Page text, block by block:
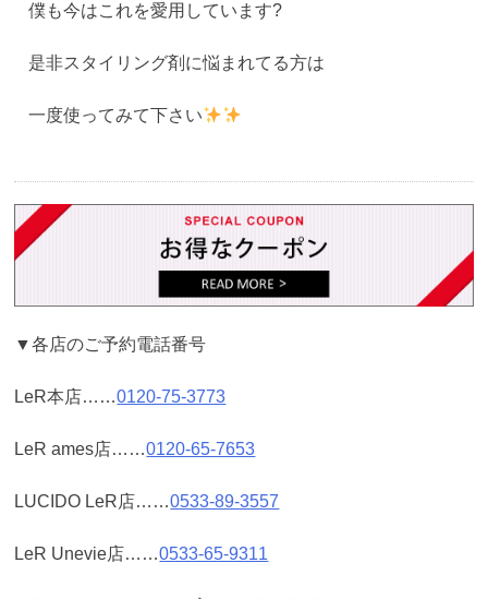
僕も今はこれを愛用しています?
是非スタイリング剤に悩まれてる方は
一度使ってみて下さい
▼各店のご予約電話番号
LeR本店……0120-75-3773
LeR ames店……0120-65-7653
LUCIDO LeR店……0533-89-3557
LeR Unevie店……0533-65-9311